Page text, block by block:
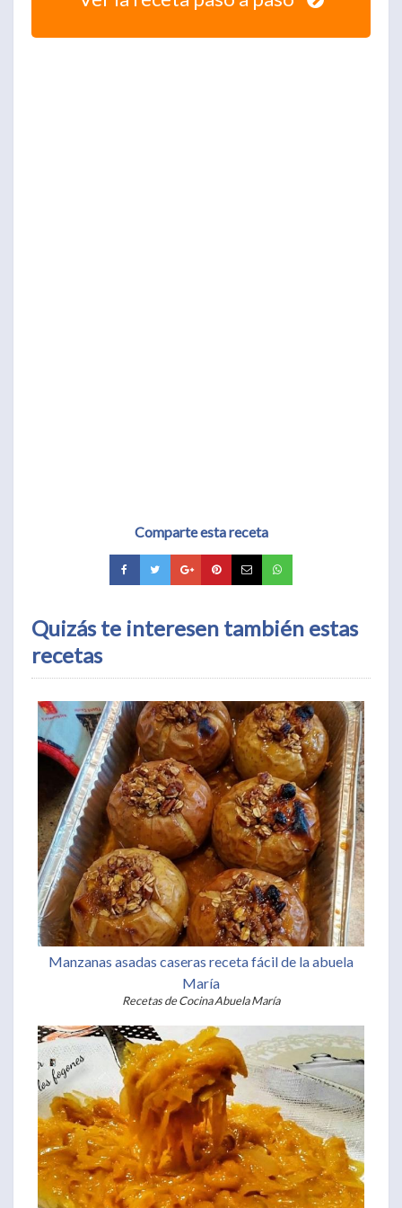
Comparte esta receta
Quizás te interesen también estas
recetas
Manzanas asadas caseras receta fácil de la abuela
María
Recetas de Cocina Abuela María